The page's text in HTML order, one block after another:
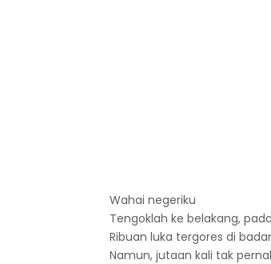
Wahai negeriku
Tengoklah ke belakang,
Ribuan luka tergores di
Namun, jutaan kali tak